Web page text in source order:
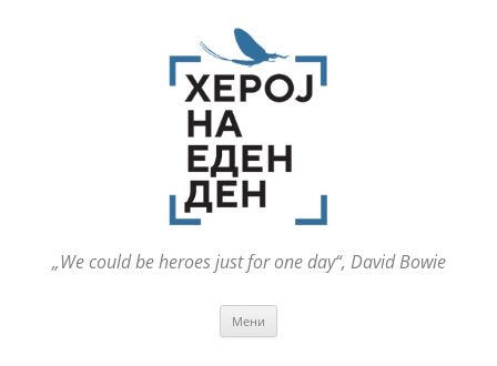
„We could be heroes just for one day“, David Bowie
Мени